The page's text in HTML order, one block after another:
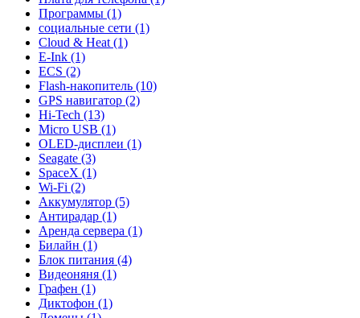
Программы (1)
социальные сети (1)
Cloud & Heat (1)
E-Ink (1)
ECS (2)
Flash-накопитель (10)
GPS навигатор (2)
Hi-Tech (13)
Micro USB (1)
OLED-дисплеи (1)
Seagate (3)
SpaceX (1)
Wi-Fi (2)
Аккумулятор (5)
Антирадар (1)
Аренда сервера (1)
Билайн (1)
Блок питания (4)
Видеоняня (1)
Графен (1)
Диктофон (1)